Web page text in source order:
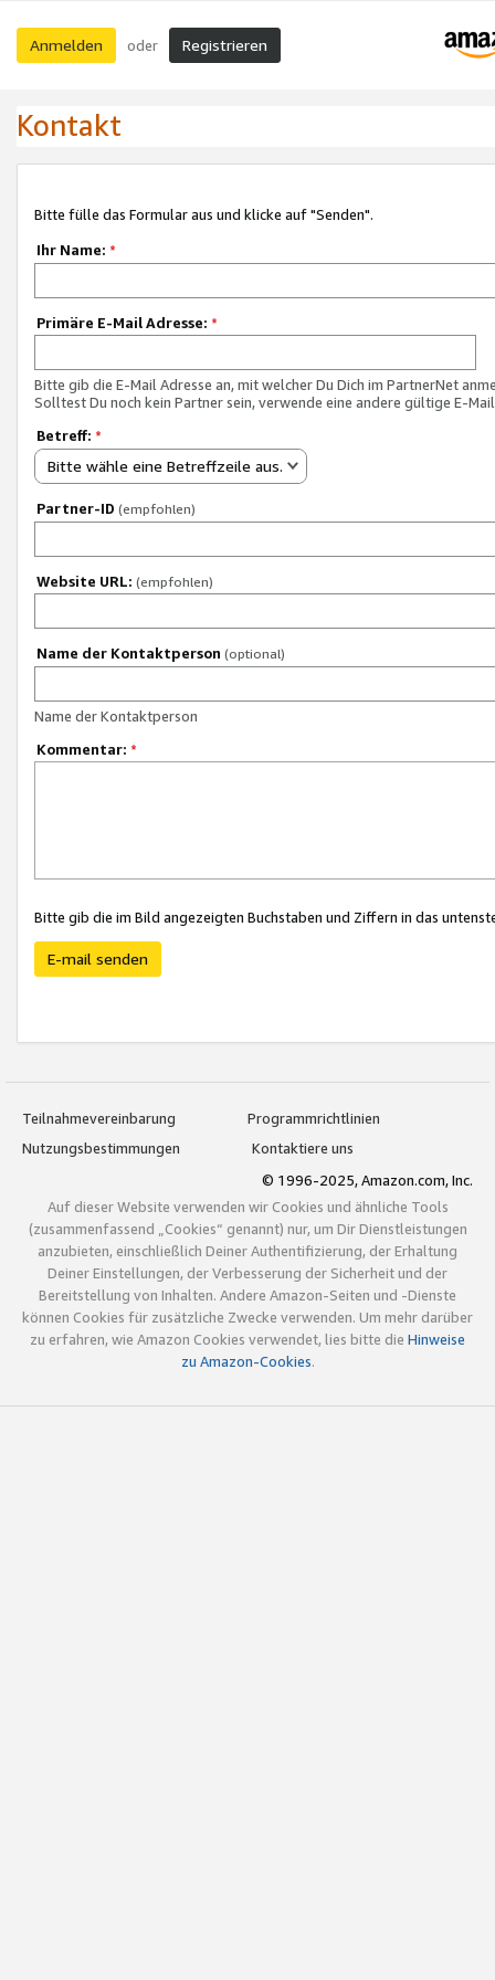
Anmelden oder Registrieren
Kontakt
Bitte fülle das Formular aus und klicke auf "Senden".
Ihr Name: *
Primäre E-Mail Adresse: *
Bitte gib die E-Mail Adresse an, mit welcher Du Dich im PartnerNet
Solltest Du noch kein Partner sein, verwende eine andere gültige E-
Betreff: *
Bitte wähle eine Betreffzeile aus.
Partner-ID (empfohlen)
Website URL: (empfohlen)
Name der Kontaktperson (optional)
Name der Kontaktperson
Kommentar: *
Bitte gib die im Bild angezeigten Buchstaben und Ziffern in das
E-mail senden
Teilnahmevereinbarung
Programmrichtlinien
Nutzungsbestimmungen
Kontaktiere uns
© 1996-2025, Amazon.com, Inc.
Auf dieser Website verwenden wir Cookies und ähnliche Tools
(zusammenfassend „Cookies“ genannt) nur, um Dir Dienstleistungen
anzubieten, einschließlich Deiner Authentifizierung, der Erhaltung
Deiner Einstellungen, der Verbesserung der Sicherheit und der
Bereitstellung von Inhalten. Andere Amazon-Seiten und -Dienste
können Cookies für zusätzliche Zwecke verwenden. Um mehr darüber
zu erfahren, wie Amazon Cookies verwendet, lies bitte die Hinweise
zu Amazon-Cookies.